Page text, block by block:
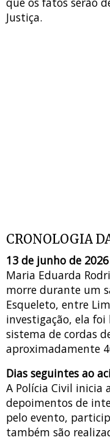
Justiça.
CRONOLOGIA
13 de junho de 2026
Maria Eduarda
morre durante um
Esqueleto, entre
investigação, ela
sistema de cordas
aproximadamente
Dias seguintes ao
A Polícia Civil inicia
depoimentos de
pelo evento,
também são